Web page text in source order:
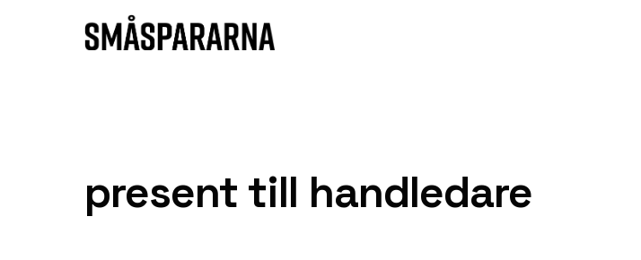
Hoppa till innehåll
present till handledare